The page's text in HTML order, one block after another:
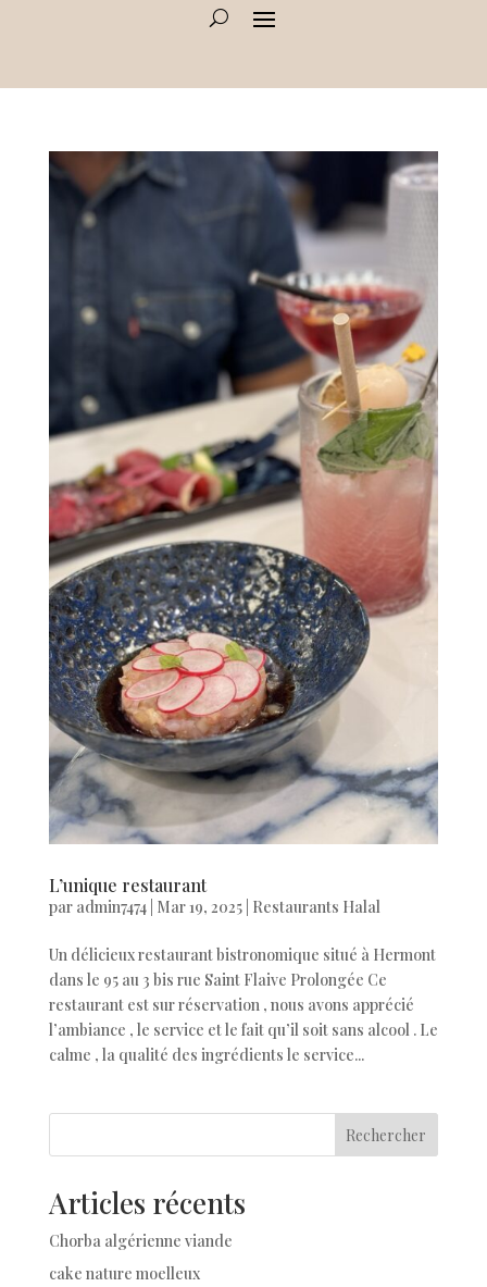
L’unique restaurant
par admin7474| Mar 19, 2025| Restaurants Halal
Un délicieux restaurant bistronomique situé à Hermont
dans le 95 au 3 bis rue Saint Flaive Prolongée Ce
restaurant est sur réservation , nous avons apprécié
l’ambiance , le service et le fait qu’il soit sans alcool . Le
calme , la qualité des ingrédients le service...
Rechercher
Articles récents
Chorba algérienne viande
cake nature moelleux